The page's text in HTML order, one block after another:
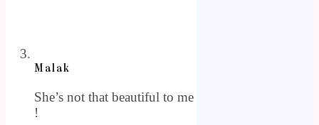
Malak
She’s not that beautiful to me
!